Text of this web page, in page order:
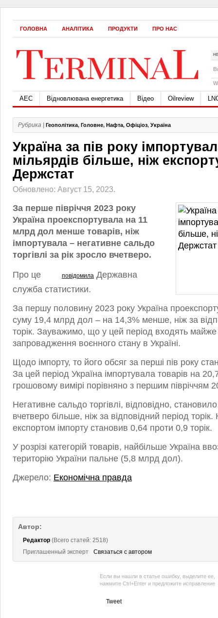
ГОЛОВНА АНАЛІТИКА ПРОДУКТИ ПРО НАС
АЕС Відновлювана енергетика Відео Oilreview
Рубрика | Геополітика, Головне, Нафта, Офіціоз, Україна
Україна за пів року
мільярдів більше, ніж
Держстат
Обновлено: Август 15, 2023.
За перше півріччя 2023 року
Україна проекспортувала на 11
млрд дол менше товарів, ніж
імпортувала – негативне сальдо
торгівлі за рік зросло вчетверо.
Про це повідомила Державна
служба статистики.
За першу половину 2023 року Україна
суму 19,4 млрд дол – на 14,3% менше, ніж за
торік. Зауважимо, що у цей період входять майже
запровадження воєнного стану в Україні.
Щодо імпорту, то його обсяг за перші пів року
За цей період Україна імпортувала товарів на
грошовому вимірі порівняно з першим півріччям
Негативне сальдо торгівлі, відповідно,
вчетверо більше, ніж за відповідний період торік.
експортом імпорту становив 0,64 проти 0,9 торік.
У розрізі категорій товарів, найбільше Україна
територію України пальне (5,8 млрд дол).
Джерело: Економічна правда
Автор:
Редактор (Всего статей: 2518)
Приглашенный эксперт
Связаться с автором
Если вы нашли в статье ошибку, выделите ее,
нажмите Ctrl+Enter и предложите исправление
Tweet